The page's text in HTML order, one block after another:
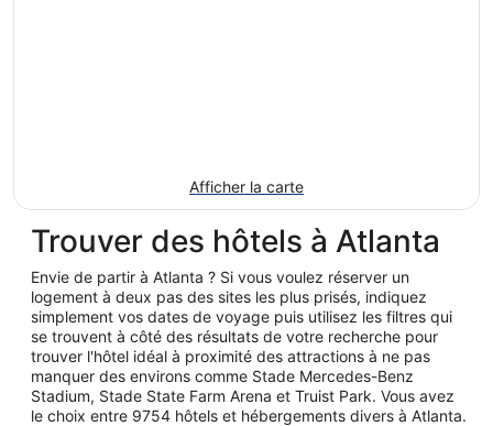
Afficher la carte
Trouver des hôtels à Atlanta
Envie de partir à Atlanta ? Si vous voulez réserver un
logement à deux pas des sites les plus prisés, indiquez
simplement vos dates de voyage puis utilisez les filtres qui
se trouvent à côté des résultats de votre recherche pour
trouver l'hôtel idéal à proximité des attractions à ne pas
manquer des environs comme Stade Mercedes-Benz
Stadium, Stade State Farm Arena et Truist Park. Vous avez
le choix entre 9754 hôtels et hébergements divers à Atlanta.